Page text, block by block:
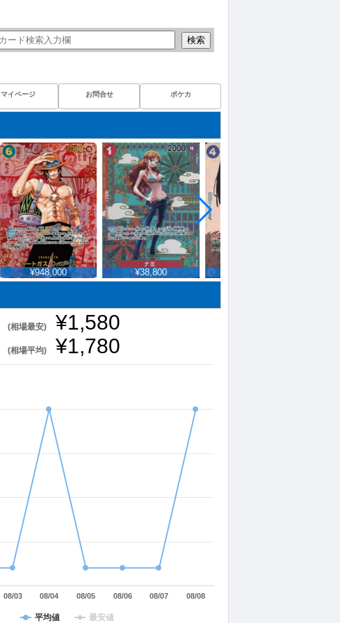
検索
マイページ お問合せ ポケカ
¥948,000 ¥38,800
(相場最安) ¥1,580
(相場平均) ¥1,780
平均値 最安値
08/03 08/04 08/05 08/06 08/07 08/08